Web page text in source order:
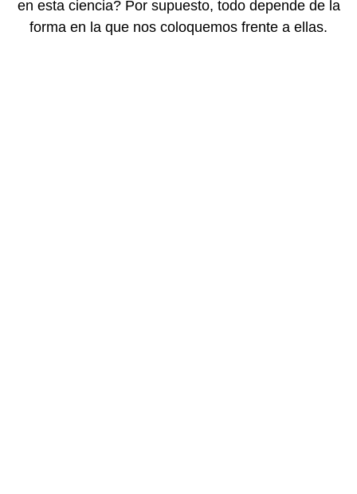
en esta ciencia? Por supuesto, todo depende de la
forma en la que nos coloquemos frente a ellas.